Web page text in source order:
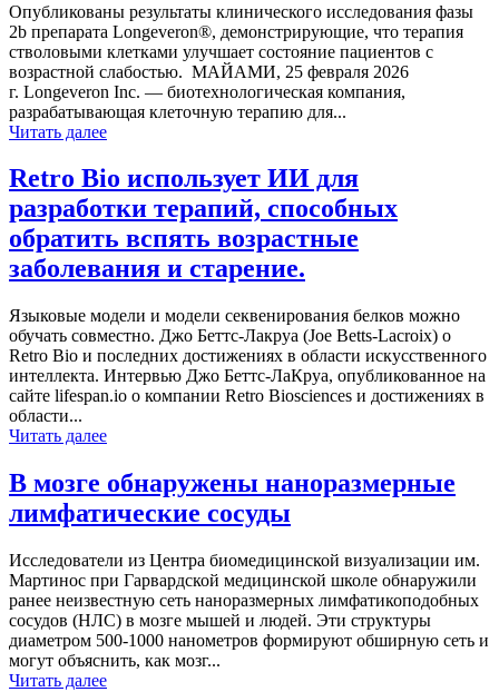
Опубликованы результаты клинического исследования фазы
2b препарата Longeveron®, демонстрирующие, что терапия
стволовыми клетками улучшает состояние пациентов с
возрастной слабостью. МАЙАМИ, 25 февраля 2026
г. Longeveron Inc. — биотехнологическая компания,
разрабатывающая клеточную терапию для...
Читать далее
Retro Bio использует ИИ для
разработки терапий, способных
обратить вспять возрастные
заболевания и старение.
Языковые модели и модели секвенирования белков можно
обучать совместно. Джо Беттс-Лакруа (Joe Betts-Lacroix) о
Retro Bio и последних достижениях в области искусственного
интеллекта. Интервью Джо Беттс-ЛаКруа, опубликованное на
сайте lifespan.io о компании Retro Biosciences и достижениях в
области...
Читать далее
В мозге обнаружены наноразмерные
лимфатические сосуды
Исследователи из Центра биомедицинской визуализации им.
Мартинос при Гарвардской медицинской школе обнаружили
ранее неизвестную сеть наноразмерных лимфатикоподобных
сосудов (НЛС) в мозге мышей и людей. Эти структуры
диаметром 500-1000 нанометров формируют обширную сеть и
могут объяснить, как мозг...
Читать далее